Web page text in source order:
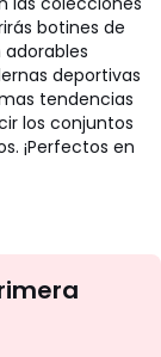
botines de
deportivas
tendencias
los conjuntos
¡Perfectos en